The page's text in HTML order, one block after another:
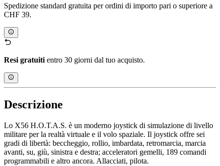
Spedizione standard gratuita per ordini di importo pari o superiore a
CHF 39.
Resi gratuiti entro 30 giorni dal tuo acquisto.
Descrizione
Lo X56 H.O.T.A.S. è un moderno joystick di simulazione di livello
militare per la realtà virtuale e il volo spaziale. Il joystick offre sei
gradi di libertà: beccheggio, rollio, imbardata, retromarcia, marcia
avanti, su, giù, sinistra e destra; acceleratori gemelli, 189 comandi
programmabili e altro ancora. Allacciati, pilota.